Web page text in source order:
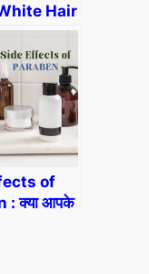
White Hair
in Hindi
of
: क्या आपके